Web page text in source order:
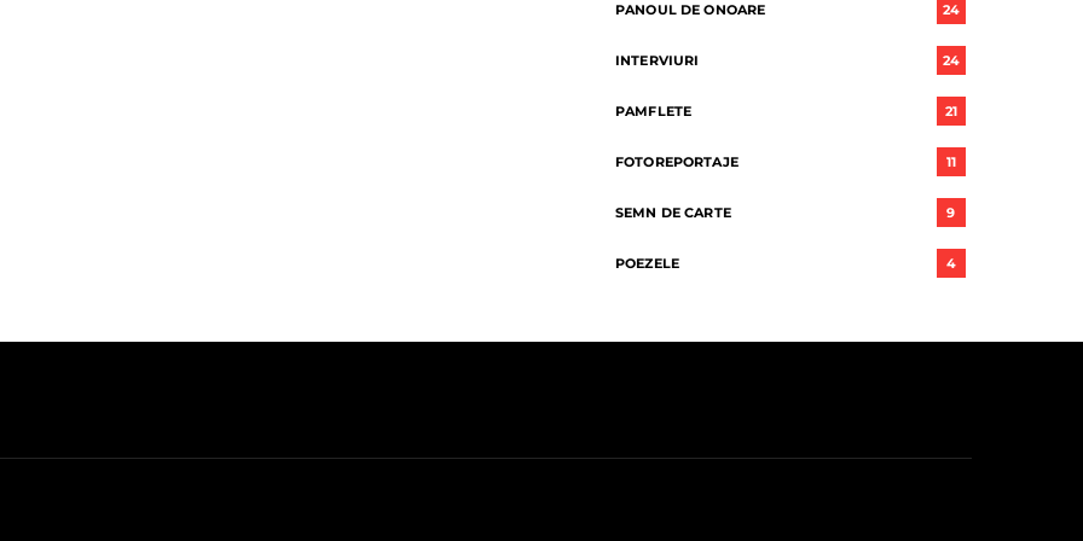
PANOUL DE ONOARE 24
INTERVIURI 24
PAMFLETE 21
FOTOREPORTAJE 11
SEMN DE CARTE 9
POEZELE 4